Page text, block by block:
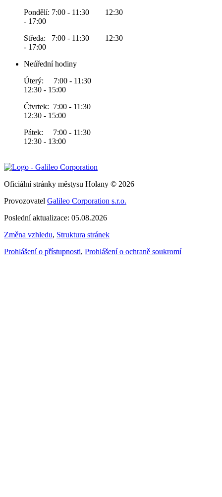
Pondělí: 7:00 - 11:30 12:30
- 17:00
Středa: 7:00 - 11:30 12:30
- 17:00
Neúřední hodiny
Úterý: 7:00 - 11:30
12:30 - 15:00
Čtvrtek: 7:00 - 11:30
12:30 - 15:00
Pátek: 7:00 - 11:30
12:30 - 13:00
Oficiální stránky městysu Holany © 2026
Provozovatel Galileo Corporation s.r.o.
Poslední aktualizace: 05.08.2026
Změna vzhledu, Struktura stránek
Prohlášení o přístupnosti, Prohlášení o ochraně soukromí